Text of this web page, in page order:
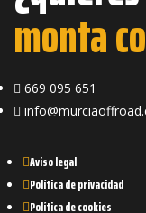
monta
669 095 651
Aviso legal
Política de privacidad
Política de cookies